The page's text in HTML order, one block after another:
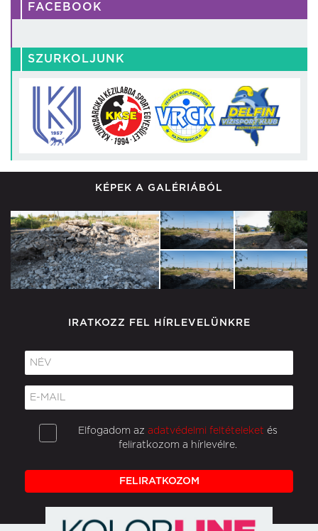
FACEBOOK
SZURKOLJUNK
KÉPEK A GALÉRIÁBÓL
IRATKOZZ FEL HÍRLEVELÜNKRE
Elfogadom az adatvédelmi feltételeket és
feliratkozom a hírlevélre.
FELIRATKOZOM